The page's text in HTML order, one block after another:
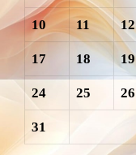
10 11 12
17 18 19
24 25 26
31